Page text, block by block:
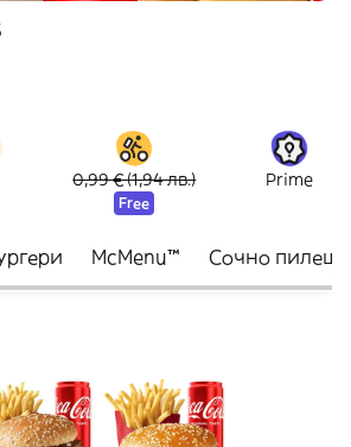
0,99 € (1,94 лв.)
Free
Prime
McMenu™ Сочно